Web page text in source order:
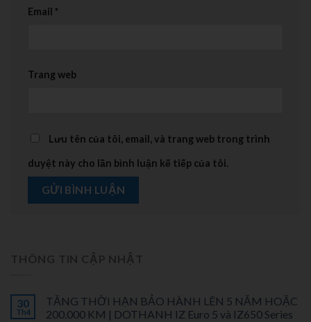
Email *
Trang web
Lưu tên của tôi, email, và trang web trong trình
duyệt này cho lần bình luận kế tiếp của tôi.
30
Th4
TĂNG THỜI HẠN BẢO HÀNH LÊN 5 NĂM HOẶC
200.000 KM | DOTHANH IZ Euro 5 và IZ650 Series